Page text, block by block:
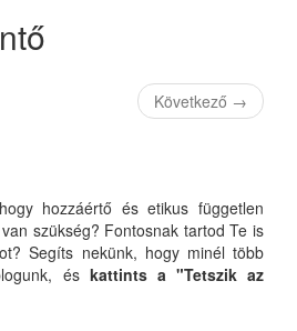
Következő →
hozzáértő és etikus független
szükség? Fontosnak tartod Te is
Segíts nekünk, hogy minél több
és kattints a "Tetszik az